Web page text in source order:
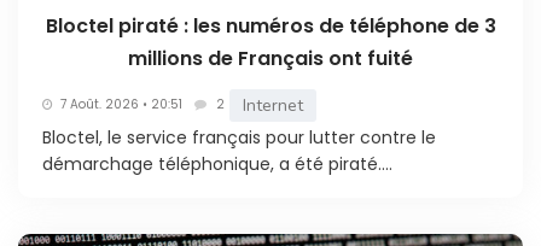
Bloctel piraté : les numéros de téléphone de 3
millions de Français ont fuité
7 Août. 2026 • 20:51 2 Internet
Bloctel, le service français pour lutter contre le
démarchage téléphonique, a été piraté....